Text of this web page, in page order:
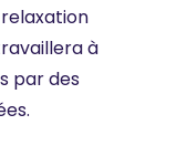
à
par des